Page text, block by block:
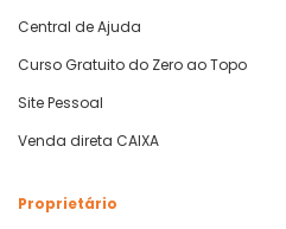
Central de Ajuda
Curso Gratuito do Zero ao Topo
Site Pessoal
Venda direta CAIXA
Proprietário